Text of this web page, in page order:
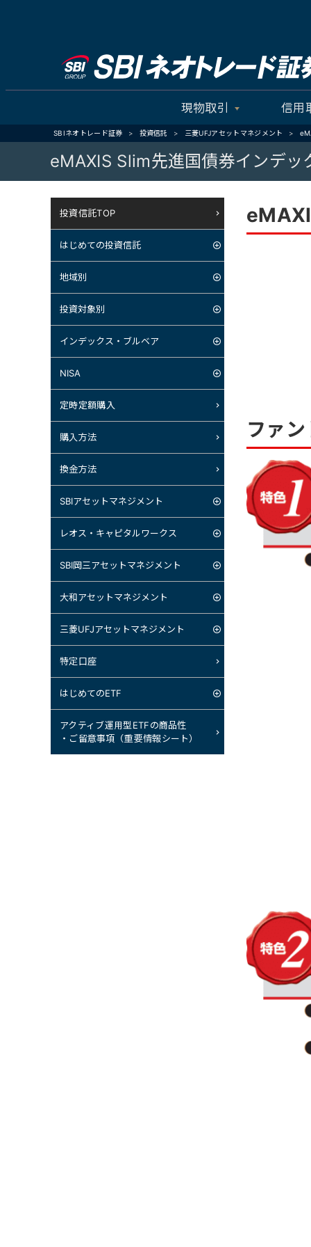
現物取引 信用
SBIネオトレード証券 投資信託 三菱UFJアセットマネジメント
eMAXIS Slim先進国債券インデッ
投資信託TOP
はじめての投資信託
地域別
投資対象別
インデックス・ブルベア
NISA
定時定額購入
購入方法
換金方法
SBIアセットマネジメント
レオス・キャピタルワークス
SBI岡三アセットマネジメント
大和アセットマネジメント
三菱UFJアセットマネジメント
特定口座
はじめてのETF
アクティブ運用型ETFの商品性
・ご留意事項（重要情報シート）
ファ